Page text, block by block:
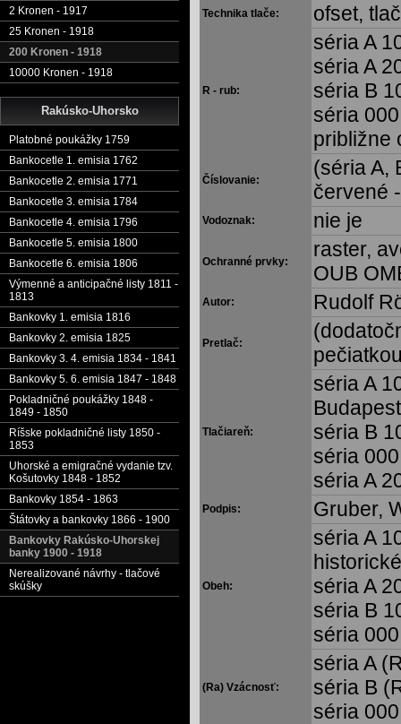
2 Kronen - 1917
25 Kronen - 1918
200 Kronen - 1918
10000 Kronen - 1918
Rakúsko-Uhorsko
Platobné poukážky 1759
Bankocetle 1. emisia 1762
Bankocetle 2. emisia 1771
Bankocetle 3. emisia 1784
Bankocetle 4. emisia 1796
Bankocetle 5. emisia 1800
Bankocetle 6. emisia 1806
Výmenné a anticipačné listy 1811 -
1813
Bankovky 1. emisia 1816
Bankovky 2. emisia 1825
Bankovky 3. 4. emisia 1834 - 1841
Bankovky 5. 6. emisia 1847 - 1848
Pokladničné poukážky 1848 -
1849 - 1850
Ríšske pokladničné listy 1850 -
1853
Uhorské a emigračné vydanie tzv.
Košutovky 1848 - 1852
Bankovky 1854 - 1863
Štátovky a bankovky 1866 - 1900
Bankovky Rakúsko-Uhorskej
banky 1900 - 1918
Nerealizované návrhy - tlačové
skúšky
Technika tlače: ofset,
R - rub:
séria A
séria A
séria B
séria
približne
Číslovanie:
(séria A,
červené
Vodoznak: nie je
Ochranné prvky:
raster,
OUB
Autor: Rudolf
Pretlač:
Tlačiareň:
séria A
Budapest
séria B
séria
séria A
Podpis: Gruber,
Obeh:
séria A
séria A
séria B
séria
(Ra) Vzácnosť:
séria A
séria B
séria